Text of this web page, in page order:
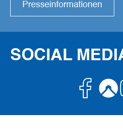
Presseinformationen
SOCIAL